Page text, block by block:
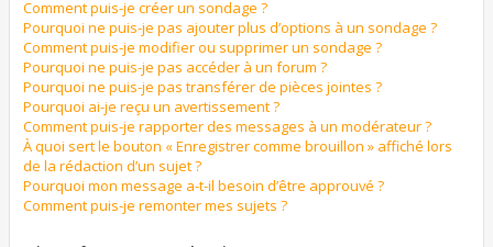
Comment puis-je créer un sondage ?
Pourquoi ne puis-je pas ajouter plus d’options à un sondage ?
Comment puis-je modifier ou supprimer un sondage ?
Pourquoi ne puis-je pas accéder à un forum ?
Pourquoi ne puis-je pas transférer de pièces jointes ?
Pourquoi ai-je reçu un avertissement ?
Comment puis-je rapporter des messages à un modérateur ?
À quoi sert le bouton « Enregistrer comme brouillon » affiché lors
de la rédaction d’un sujet ?
Pourquoi mon message a-t-il besoin d’être approuvé ?
Comment puis-je remonter mes sujets ?